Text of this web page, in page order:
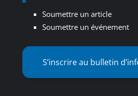
Soumettre un article
Soumettre un événement
S’inscrire au bulletin